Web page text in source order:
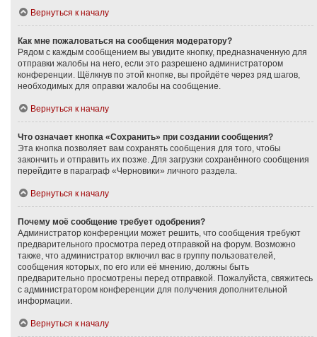
Вернуться к началу
Как мне пожаловаться на сообщения модератору?
Рядом с каждым сообщением вы увидите кнопку, предназначенную для
отправки жалобы на него, если это разрешено администратором
конференции. Щёлкнув по этой кнопке, вы пройдёте через ряд шагов,
необходимых для оправки жалобы на сообщение.
Вернуться к началу
Что означает кнопка «Сохранить» при создании сообщения?
Эта кнопка позволяет вам сохранять сообщения для того, чтобы
закончить и отправить их позже. Для загрузки сохранённого сообщения
перейдите в параграф «Черновики» личного раздела.
Вернуться к началу
Почему моё сообщение требует одобрения?
Администратор конференции может решить, что сообщения требуют
предварительного просмотра перед отправкой на форум. Возможно
также, что администратор включил вас в группу пользователей,
сообщения которых, по его или её мнению, должны быть
предварительно просмотрены перед отправкой. Пожалуйста, свяжитесь
с администратором конференции для получения дополнительной
информации.
Вернуться к началу